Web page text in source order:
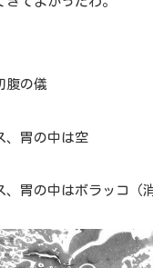
腹の儀
、胃の中は空
、胃の中はボラッコ（